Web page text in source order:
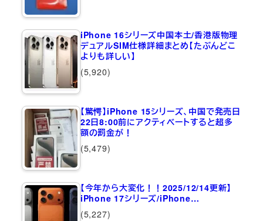
iPhone 16シリーズ中国本土/香港版物理
デュアルSIM仕様詳細まとめ【たぶんどこ
よりも詳しい】
(5,920)
【驚愕】iPhone 15シリーズ、中国で発売日
22日8:00前にアクティベートすると超多
額の罰金が！
(5,479)
【今年から大変化！！2025/12/14更新】
iPhone 17シリーズ/iPhone…
(5,227)